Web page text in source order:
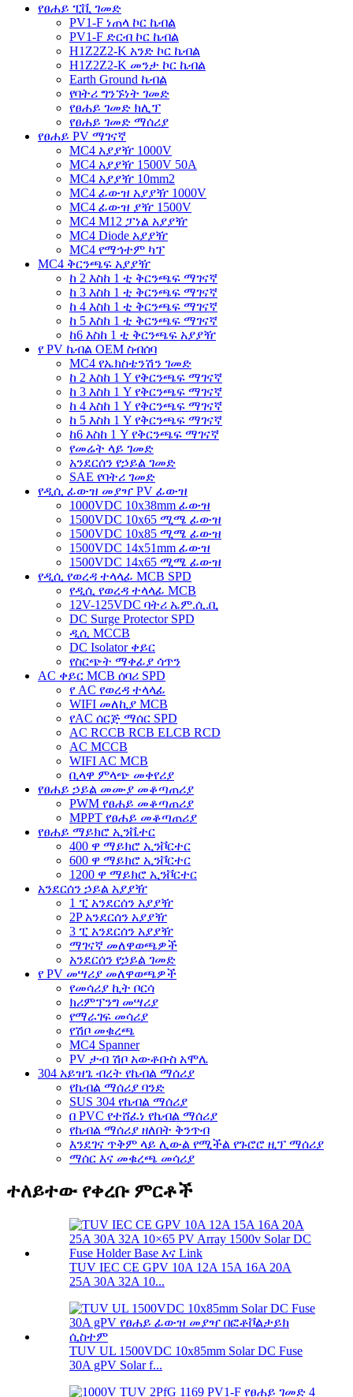
የፀሐይ ፒቪ ገመድ
PV1-F ነጠላ ኮር ኬብል
PV1-F ድርብ ኮር ኬብል
H1Z2Z2-K አንድ ኮር ኬብል
H1Z2Z2-K መንታ ኮር ኬብል
Earth Ground ኬብል
የባትሪ ግንኙነት ገመድ
የፀሐይ ገመድ ክሊፕ
የፀሐይ ገመድ ማሰሪያ
የፀሐይ PV ማገናኛ
MC4 አያያዥ 1000V
MC4 አያያዥ 1500V 50A
MC4 አያያዥ 10mm2
MC4 ፊውዝ አያያዥ 1000V
MC4 ፊውዝ ያዥ 1500V
MC4 M12 ፓነል አያያዥ
MC4 Diode አያያዥ
MC4 የማኅተም ካፕ
MC4 ቅርንጫፍ አያያዥ
ከ 2 እስከ 1 ቲ ቅርንጫፍ ማገናኛ
ከ 3 እስከ 1 ቲ ቅርንጫፍ ማገናኛ
ከ 4 እስከ 1 ቲ ቅርንጫፍ ማገናኛ
ከ 5 እስከ 1 ቲ ቅርንጫፍ ማገናኛ
ከ6 እስከ 1 ቲ ቅርንጫፍ አያያዥ
የ PV ኬብል OEM ስብሰባ
MC4 የኤክስቴንሽን ገመድ
ከ 2 እስከ 1 Y የቅርንጫፍ ማገናኛ
ከ 3 እስከ 1 Y የቅርንጫፍ ማገናኛ
ከ 4 እስከ 1 Y የቅርንጫፍ ማገናኛ
ከ 5 እስከ 1 Y የቅርንጫፍ ማገናኛ
ከ6 እስከ 1 Y የቅርንጫፍ ማገናኛ
የመሬት ላይ ገመድ
አንደርሰን የኃይል ገመድ
SAE የባትሪ ገመድ
የዲሲ ፊውዝ መያዣ PV ፊውዝ
1000VDC 10x38mm ፊውዝ
1500VDC 10x65 ሚሜ ፊውዝ
1500VDC 10x85 ሚሜ ፊውዝ
1500VDC 14x51mm ፊውዝ
1500VDC 14x65 ሚሜ ፊውዝ
የዲሲ የወረዳ ተላላፊ MCB SPD
የዲሲ የወረዳ ተላላፊ MCB
12V-125VDC ባትሪ ኤም.ሲ.ቢ
DC Surge Protector SPD
ዲሲ MCCB
DC Isolator ቀይር
የስርጭት ማቀፊያ ሳጥን
AC ቀይር MCB ሰባሪ SPD
የ AC የወረዳ ተላላፊ
WIFI መለኪያ MCB
የAC ሰርጅ ማሰር SPD
AC RCCB RCB ELCB RCD
AC MCCB
WIFI AC MCB
ቢላዋ ምላጭ መቀየሪያ
የፀሐይ ኃይል መሙያ መቆጣጠሪያ
PWM የፀሐይ መቆጣጠሪያ
MPPT የፀሐይ መቆጣጠሪያ
የፀሐይ ማይክሮ ኢንቬተር
400 ዋ ማይክሮ ኢንቮርተር
600 ዋ ማይክሮ ኢንቮርተር
1200 ዋ ማይክሮ ኢንቮርተር
አንደርሰን ኃይል አያያዥ
1 ፒ አንደርሰን አያያዥ
2P አንደርሰን አያያዥ
3 ፒ አንደርሰን አያያዥ
ማገናኛ መለዋወጫዎች
አንደርሰን የኃይል ገመድ
የ PV መሣሪያ መለዋወጫዎች
የመሳሪያ ኪት ቦርሳ
ክሪምፕንግ መሣሪያ
የማራገፍ መሳሪያ
የሽቦ መቁረጫ
MC4 Spanner
PV ታብ ሽቦ አውቶቡስ አሞሌ
304 አይዝጌ ብረት የኬብል ማሰሪያ
የኬብል ማሰሪያ ባንድ
SUS 304 የኬብል ማሰሪያ
በ PVC የተሸፈነ የኬብል ማሰሪያ
የኬብል ማሰሪያ ዘለበት ቅንጥብ
እንደገና ጥቅም ላይ ሊውል የሚችል የጉሮሮ ዚፕ ማሰሪያ
ማሰር እና መቁረጫ መሳሪያ
ተለይተው የቀረቡ ምርቶች
TUV IEC CE GPV 10A 12A 15A 16A 20A
25A 30A 32A 10...
TUV UL 1500VDC 10x85mm Solar DC Fuse
30A gPV Solar f...